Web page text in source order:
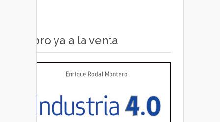
Libro ya a la venta